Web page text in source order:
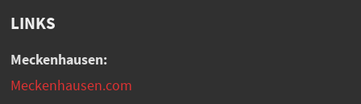
LINKS
Meckenhausen:
Meckenhausen.com